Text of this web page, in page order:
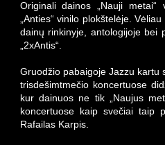
Originali dainos „Nauji
„Anties“ vinilo plokštelėje.
dainų rinkinyje, antologijoje bei
„2xAntis“.
Gruodžio pabaigoje Jazzu kartu
trisdešimtmečio koncertuose
kur dainuos ne tik „Naujus
koncertuose kaip svečiai taip
Rafailas Karpis.